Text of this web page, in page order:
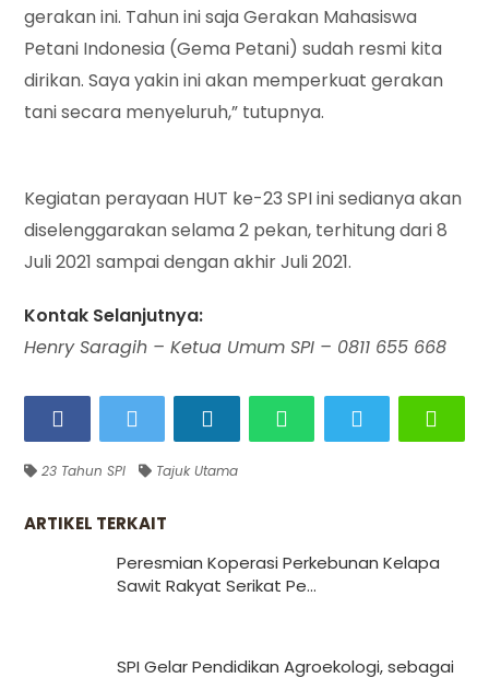
gerakan ini. Tahun ini saja Gerakan Mahasiswa
Petani Indonesia (Gema Petani) sudah resmi kita
dirikan. Saya yakin ini akan memperkuat gerakan
tani secara menyeluruh,” tutupnya.
Kegiatan perayaan HUT ke-23 SPI ini sedianya akan
diselenggarakan selama 2 pekan, terhitung dari 8
Juli 2021 sampai dengan akhir Juli 2021.
Kontak Selanjutnya:
Henry Saragih – Ketua Umum SPI – 0811 655 668
23 Tahun SPI Tajuk Utama
ARTIKEL TERKAIT
Peresmian Koperasi Perkebunan Kelapa
Sawit Rakyat Serikat Pe...
SPI Gelar Pendidikan Agroekologi, sebagai